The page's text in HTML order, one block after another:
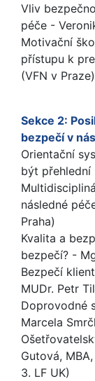
Vliv
péče -
Motivační
přístupu k
(VFN v Praze)
Sekce 2:
bezpečí v
Orientační
být přehlední
následné
Praha)
Kvalita a
bezpečí? -
Bezpečí
MUDr. Petr
Doprovodné
Marcela
Gutová,
3. LF UK)